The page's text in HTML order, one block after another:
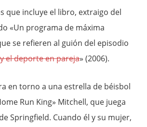
que incluye el libro, extraigo del
«Un programa de máxima
se refieren al guión del episodio
el deporte en pareja» (2006).
en torno a una estrella de béisbol
Run King» Mitchell, que juega
Springfield. Cuando él y su mujer,